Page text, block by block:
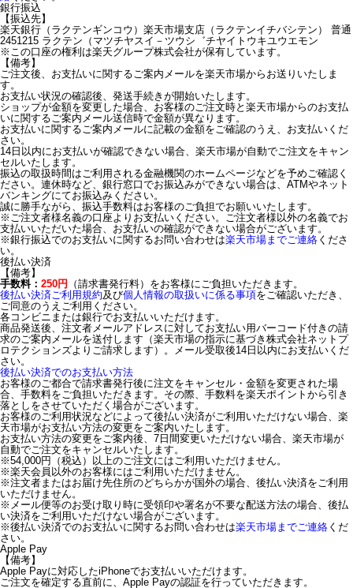
銀行振込
【振込先】
楽天銀行（ラクテンギンコウ）楽天市場支店（ラクテンイチバシテン） 普通
2451215 ラクテン（マツチヤスイ－ツウシ゛チヤイトウキユウエモン
※この口座の権利は楽天グループ株式会社が保有しています。
【備考】
ご注文後、お支払いに関するご案内メールを楽天市場からお送りいたしま
す。
お支払い状況の確認後、発送手続きが開始いたします。
ショップが金額を変更した場合、お客様のご注文時と楽天市場からのお支払
いに関するご案内メール送信時で金額が異なります。
お支払いに関するご案内メールに記載の金額をご確認のうえ、お支払いくだ
さい。
14日以内にお支払いが確認できない場合、楽天市場が自動でご注文をキャン
セルいたします。
振込の取扱時間はご利用される金融機関のホームページなどを予めご確認く
ださい。連休時など、銀行窓口でお振込みができない場合は、ATMやネット
バンキングにてお振込みください。
誠に勝手ながら、振込手数料はお客様のご負担でお願いいたします。
※ご注文者様名義の口座よりお支払いください。ご注文者様以外の名義でお
支払いいただいた場合、お支払いの確認ができない場合がございます。
※銀行振込でのお支払いに関するお問い合わせは楽天市場までご連絡 くださ
い。
後払い決済
【備考】
手数料： 250円
（請求書発行料）をお客様にご負担いただきます。
後払い決済ご利用規約及び個人情報の取扱いに係る事項をご確認いただき、
ご同意のうえご利用ください。
各コンビニまたは銀行でお支払いいただけます。
商品発送後、注文者メールアドレスに対してお支払い用バーコード付きの請
求のご案内メールを送付します（楽天市場の指示に基づき株式会社ネットプ
ロテクションズよりご請求します）。メール受取後14日以内にお支払いくだ
さい。
後払い決済でのお支払い方法
お客様のご都合で請求書発行後に注文をキャンセル・金額を変更された場
合、手数料をご負担いただきます。その際、手数料を楽天ポイントから引き
落としをさせていただく場合がございます。
お客様のご利用状況などによって後払い決済がご利用いただけない場合、楽
天市場がお支払い方法の変更をご案内いたします。
お支払い方法の変更をご案内後、7日間変更いただけない場合、楽天市場が
自動でご注文をキャンセルいたします。
※54,000円（税込）以上のご注文にはご利用いただけません。
※楽天会員以外のお客様にはご利用いただけません。
※注文者またはお届け先住所のどちらかが国外の場合、後払い決済をご利用
いただけません。
※メール便等のお受け取り時に受領印や署名が不要な配送方法の場合、後払
い決済をご利用いただけない場合がございます。
※後払い決済でのお支払いに関するお問い合わせは楽天市場までご連絡 くだ
さい。
Apple Pay
【備考】
Apple Payに対応したiPhoneでお支払いいただけます。
ご注文を確定する直前に、Apple Payの認証を行っていただきます。